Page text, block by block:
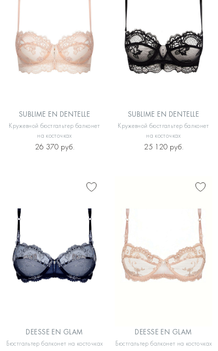
SUBLIME EN DENTELLE
Кружевной бюстгальтер балконет
на косточках
26 370 руб.
SUBLIME EN DENTELLE
Кружевной бюстгальтер балконет
на косточках
25 120 руб.
DEESSE EN GLAM
Бюстгальтер балконет на косточках
DEESSE EN GLAM
Бюстгальтер балконет на косточках